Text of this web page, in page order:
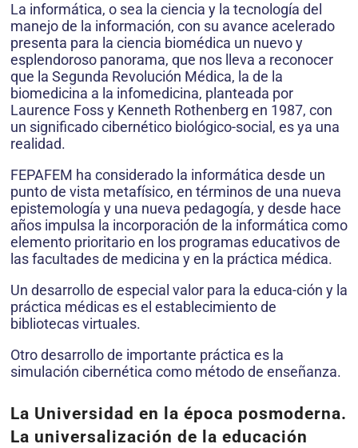
La informática, o sea la ciencia y la tecnología del
manejo de la información, con su avance acelerado
presenta para la ciencia biomédica un nuevo y
esplendoroso panorama, que nos lleva a reconocer
que la Segunda Revolución Médica, la de la
biomedicina a la infomedicina, planteada por
Laurence Foss y Kenneth Rothenberg en 1987, con
un significado cibernético biológico-social, es ya una
realidad.
FEPAFEM ha considerado la informática desde un
punto de vista metafísico, en términos de una nueva
epistemología y una nueva pedagogía, y desde hace
años impulsa la incorporación de la informática como
elemento prioritario en los programas educativos de
las facultades de medicina y en la práctica médica.
Un desarrollo de especial valor para la educa-ción y la
práctica médicas es el establecimiento de
bibliotecas virtuales.
Otro desarrollo de importante práctica es la
simulación cibernética como método de enseñanza.
La Universidad en la época posmoderna.
La universalización de la educación